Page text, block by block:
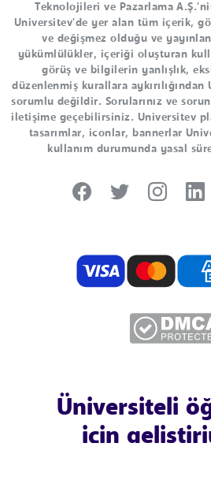
Teknolojileri ve Pazarlama
Universitev'de yer alan tüm içerik,
ve değişmez olduğu ve
yükümlülükler, içeriği oluşturan
görüş ve bilgilerin yanlışlık,
düzenlenmiş kurallara
sorumlu değildir. Sorularınız ve
iletişime geçebilirsiniz. Universitev
tasarımlar, iconlar, bannerlar
kullanım durumunda yasal
Üniversiteli
için